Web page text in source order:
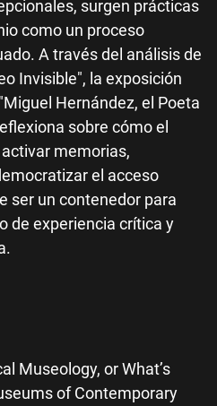
surgen prácticas
como un proceso
A través del análisis de
Invisible", la exposición
Hernández, el Poeta
sobre cómo el
memorias,
el acceso
ser un contenedor para
de experiencia crítica y
Museology, or What’s
of Contemporary